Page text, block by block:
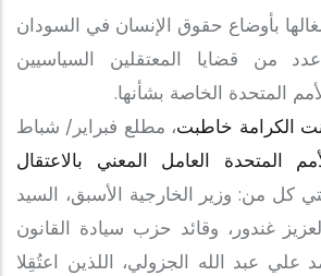
بأوضاع حقوق الإنسان في السودان
من قضايا المعتقلين السياسيين
المتحدة الخاصة بشأنها.
الكرامة خاطبت، مطلع فبراير/ شباط
المتحدة العامل المعني بالاعتقال
كل من: وزير الخارجية الأسبق، السيد
غندور، وقائد حزب سيادة القانون
علي عبد الله الجزولي، اللذين اعتُقِلا